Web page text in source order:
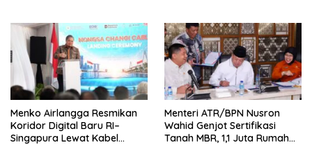
Menko Airlangga Resmikan
Koridor Digital Baru RI–
Singapura Lewat Kabel
Menteri ATR/BPN Nusron
Wahid Genjot Sertifikasi
Tanah MBR, 1,1 Juta Rumah